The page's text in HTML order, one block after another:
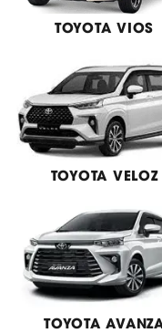
TOYOTA VIOS
TOYOTA VELOZ
TOYOTA